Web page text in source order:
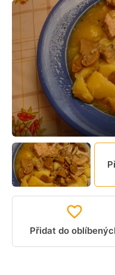
Přidat do